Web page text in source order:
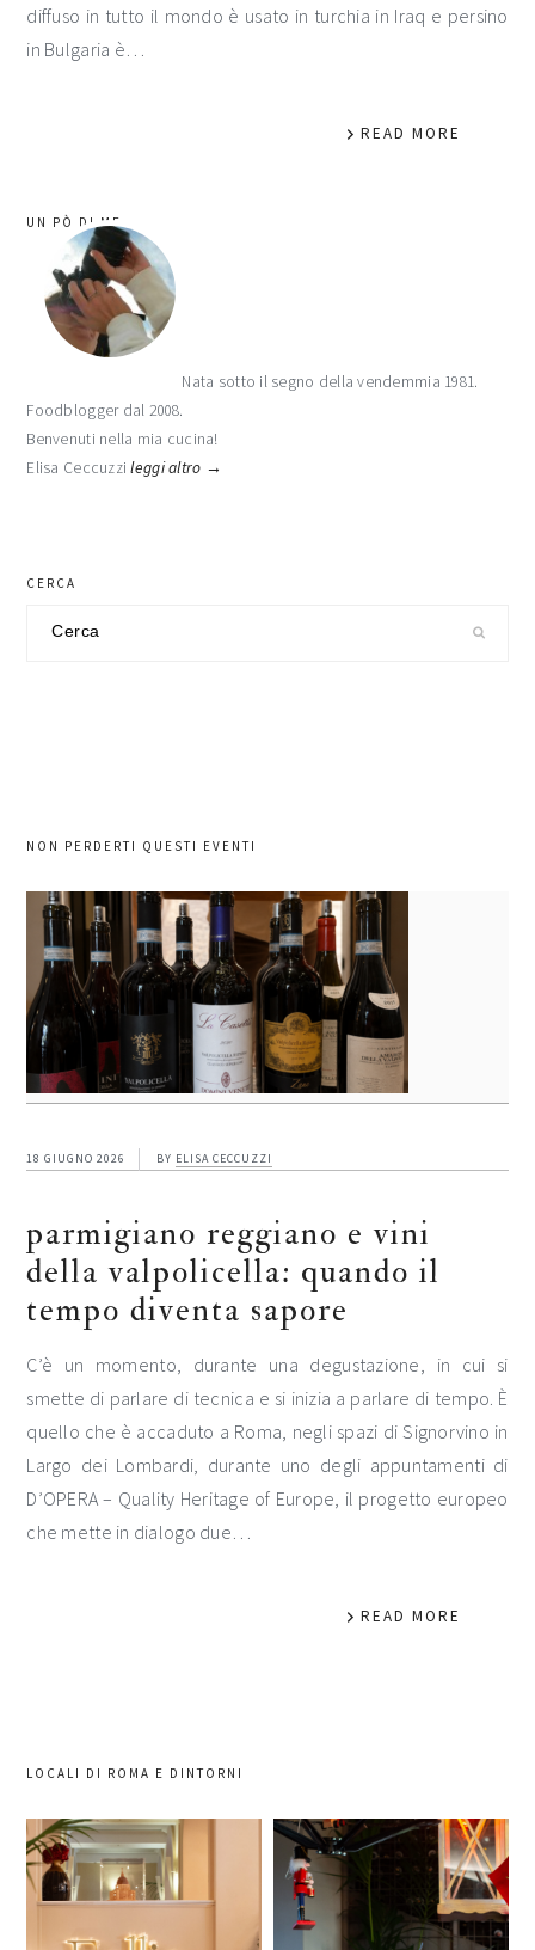
diffuso in tutto il mondo è usato in turchia in Iraq e persino
in Bulgaria è…
READ MORE
barra
laterale
primaria
UN PÒ DI ME
Nata sotto il segno della vendemmia 1981.
Foodblogger dal 2008.
Benvenuti nella mia cucina!
Elisa Ceccuzzileggi altro →
CERCA
NON PERDERTI QUESTI EVENTI
18 GIUGNO 2026 BY ELISA CECCUZZI
parmigiano reggiano e vini
della valpolicella: quando il
tempo diventa sapore
C’è un momento, durante una degustazione, in cui si
smette di parlare di tecnica e si inizia a parlare di tempo. È
quello che è accaduto a Roma, negli spazi di Signorvino in
Largo dei Lombardi, durante uno degli appuntamenti di
D’OPERA – Quality Heritage of Europe, il progetto europeo
che mette in dialogo due…
READ MORE
LOCALI DI ROMA E DINTORNI